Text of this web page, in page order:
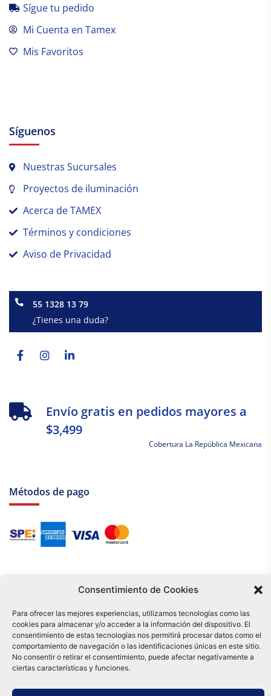
Consentimiento de Cookies
Para ofrecer las mejores experiencias, utilizamos tecnologías como las
cookies para almacenar y/o acceder a la información del dispositivo. El
consentimiento de estas tecnologías nos permitirá procesar datos como el
comportamiento de navegación o las identificaciones únicas en este sitio.
No consentir o retirar el consentimiento, puede afectar negativamente a
ciertas características y funciones.
Sígue tu pedido
Mi Cuenta en Tamex
Mis Favoritos
Síguenos
Nuestras Sucursales
Proyectos de iluminación
Acerca de TAMEX
Términos y condiciones
Aviso de Privacidad
55 1328 13 79
¿Tienes una duda?
f
Envío gratis en pedidos mayores a
$3,499
Cobertura La República Mexicana
Métodos de pago
Tu compra es respaldada por nuestro certificado SSL y operada bajo las
mejores prácticas de seguridad.
Distribuidora Tamex - México
e-commerce